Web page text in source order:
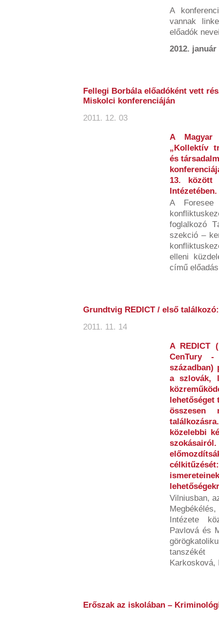
A
vannak
előadók
2012. január
Fellegi Borbála előadóként vett
Miskolci konferenciáján
2011. 12. 03
A Magyar
„Kollektív
és
13. között
Intézetében.
A Foresee
foglalkozó
szekció –
elleni
című
Grundtvig REDICT / első
2011. 11. 14
A REDICT
CenTury
században)
a szlovák,
lehetőséget
összesen
közelebbi
szokásairól.
Vilniusban,
Intézete
Pavlová és
tanszékét
Karkosková,
Erőszak az iskolában –